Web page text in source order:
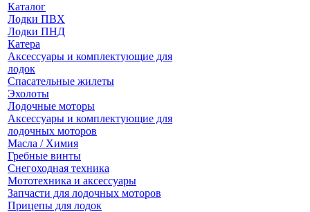
Каталог
Лодки ПВХ
Лодки ПНД
Катера
Аксессуары и комплектующие для
лодок
Спасательные жилеты
Эхолоты
Лодочные моторы
Аксессуары и комплектующие для
лодочных моторов
Масла / Химия
Гребные винты
Снегоходная техника
Мототехника и аксессуары
Запчасти для лодочных моторов
Прицепы для лодок